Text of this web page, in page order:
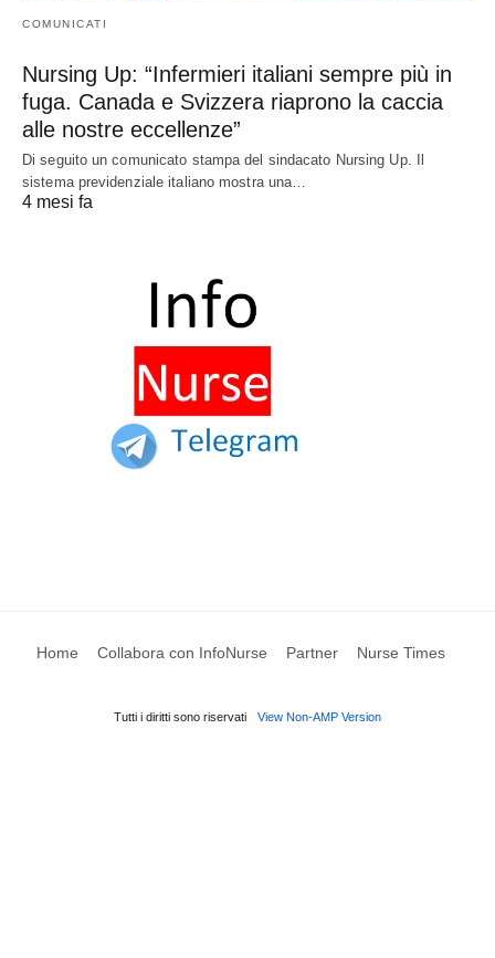
COMUNICATI
Nursing Up: “Infermieri italiani sempre più in
fuga. Canada e Svizzera riaprono la caccia
alle nostre eccellenze”
Di seguito un comunicato stampa del sindacato Nursing Up. Il
sistema previdenziale italiano mostra una…
4 mesi fa
Home Collabora con InfoNurse Partner Nurse Times
Tutti i diritti sono riservati View Non-AMP Version